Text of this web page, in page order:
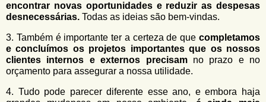
encontrar novas oportunidades e reduzir as despesas
desnecessárias. Todas as ideias são bem-vindas.
3. Também é importante ter a certeza de que completamos
e concluímos os projetos importantes que os nossos
clientes internos e externos precisamno prazo e no
orçamento para assegurar a nossa utilidade.
4. Tudo pode parecer diferente esse ano, e embora haja